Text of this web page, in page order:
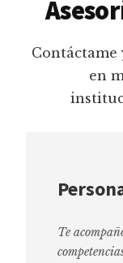
Contáctame
en
Te